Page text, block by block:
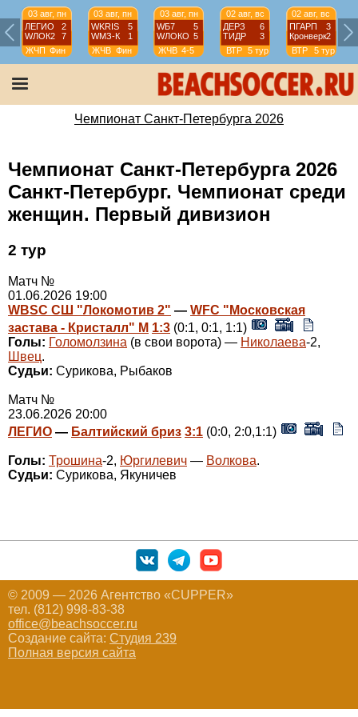
03 авг, пн
ЛЕГИО
2
WЛОК2
7
ЖЧП Фин
03 авг, пн
WKRIS
5
WМЗ-К
1
ЖЧВ Фин
03 авг, пн
WБ7
5
WЛОКО 5
ЖЧВ 4-5
02 авг, вс
ДЕРЗ
6
ТИДР
3
ВТР
5 тур
02 авг, вс
ПГАРП
3
Кронверк2
ВТР
5 тур
Чемпионат Санкт-Петербурга 2026
Чемпионат Санкт-Петербурга 2026
Санкт-Петербург. Чемпионат среди
женщин. Первый дивизион
2 тур
Матч №
01.06.2026 19:00
WBSC СШ "Локомотив 2" — WFC "Московская
застава - Кристалл" М 1:3 (0:1, 0:1, 1:1)
Голы: Голомолзина (в свои ворота) — Николаева-2,
Швец.
Судьи: Сурикова, Рыбаков
Матч №
23.06.2026 20:00
ЛЕГИО — Балтийский бриз 3:1 (0:0, 2:0,1:1)
Голы: Трошина-2, Юргилевич — Волкова.
Судьи: Сурикова, Якуничев
© 2009 — 2026 Агентство «CUPPER»
тел. (812) 998-83-38
office@beachsoccer.ru
Создание сайта: Студия 239
Полная версия сайта